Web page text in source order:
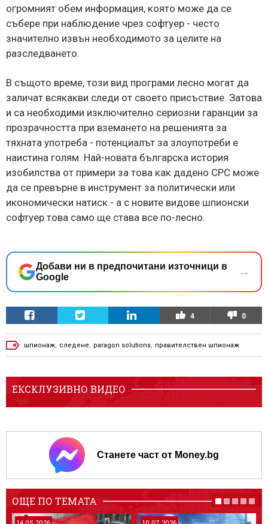
огромният обем информация, която може да се
събере при наблюдение чрез софтуер - често
значително извън необходимото за целите на
разследването.
В същото време, този вид програми лесно могат да
заличат всякакви следи от своето присъствие. Затова
и са необходими изключително сериозни гаранции за
прозрачността при вземането на решенията за
тяхната употреба - потенциалът за злоупотреби е
наистина голям. Най-новата българска история
изобилства от примери за това как дадено СРС може
да се превърне в инструмент за политически или
икономически натиск - а с новите видове шпионски
софтуер това само ще става все по-лесно.
Добави ни в предпочитани източници в
Google
→
4 0
шпионаж следене paragon solutions правителствен шпионаж
ЕКСКЛУЗИВНО ВИДЕО
Станете част от Money.bg
ОЩЕ ПО ТЕМАТА